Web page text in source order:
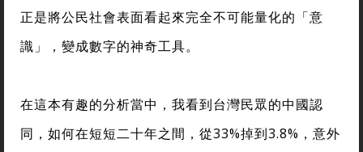
正是將公民社會表面看起來完全不可能量化的「意
識」，變成數字的神奇工具。
在這本有趣的分析當中，我看到台灣民眾的中國認
同，如何在短短二十年之間，從33%掉到3.8%，意外